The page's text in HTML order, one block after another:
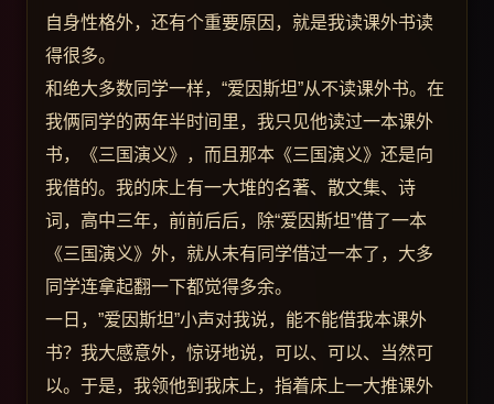
自身性格外，还有个重要原因，就是我读课外书读
得很多。
和绝大多数同学一样，“爱因斯坦”从不读课外书。在
我俩同学的两年半时间里，我只见他读过一本课外
书，《三国演义》，而且那本《三国演义》还是向
我借的。我的床上有一大堆的名著、散文集、诗
词，高中三年，前前后后，除“爱因斯坦”借了一本
《三国演义》外，就从未有同学借过一本了，大多
同学连拿起翻一下都觉得多余。
一日，”爱因斯坦”小声对我说，能不能借我本课外
书？我大感意外，惊讶地说，可以、可以、当然可
以。于是，我领他到我床上，指着床上一大推课外